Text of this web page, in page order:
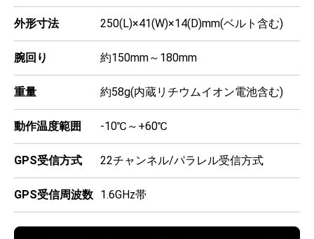
外形寸法 250(L)×41(W)×14(D)mm(ベルト含む)
腕回り 約150mm～180mm
重量 約58g(内蔵リチウムイオン電池含む)
動作温度範囲 -10℃～+60℃
GPS受信方式 22チャンネル/パラレル受信方式
GPS受信周波数 1.6GHz帯